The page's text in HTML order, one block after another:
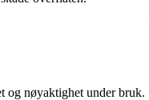
og nøyaktighet under bruk.